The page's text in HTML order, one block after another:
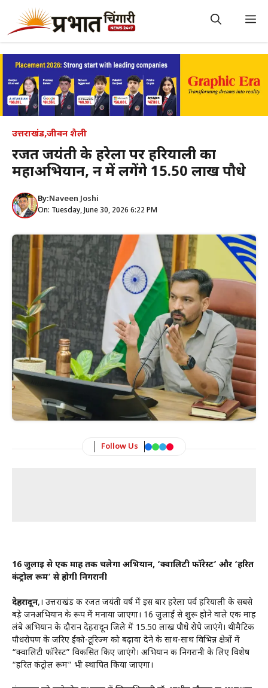
content
उत्तराखंड,जीवन शैली
रजत जयंती के हरेला पर हरियाली का
महाअभियान, दून में लगेंगे 15.50 लाख पौधे
By:Naveen Joshi
On: Tuesday, June 30, 2026 6:22 PM
Follow Us
16 जुलाई से एक माह तक चलेगा अभियान, ‘क्वालिटी फॉरेस्ट’ और ‘हरित
कंट्रोल रूम’ से होगी निगरानी
देहरादून,। उत्तराखंड की रजत जयंती वर्ष में इस बार हरेला पर्व हरियाली के सबसे
बड़े जनअभियान के रूप में मनाया जाएगा। 16 जुलाई से शुरू होने वाले एक माह
लंबे अभियान के दौरान देहरादून जिले में 15.50 लाख पौधे रोपे जाएंगे। थीमैटिक
पौधरोपण के जरिए ईको-टूरिज्म को बढ़ावा देने के साथ-साथ विभिन्न क्षेत्रों में
“क्वालिटी फॉरेस्ट” विकसित किए जाएंगे। अभियान की निगरानी के लिए विशेष
“हरित कंट्रोल रूम” भी स्थापित किया जाएगा।